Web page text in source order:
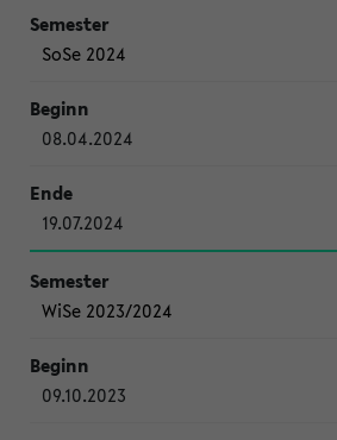
SoSe 2024
08.04.2024
19.07.2024
WiSe 2023/2024
09.10.2023